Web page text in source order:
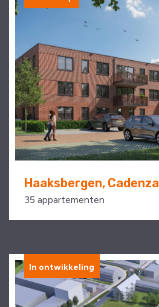
Haaksbergen, Cadenza
35 appartementen
In ontwikkeling